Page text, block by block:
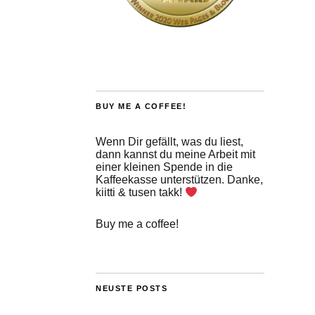
BUY ME A COFFEE!
Wenn Dir gefällt, was du liest,
dann kannst du meine Arbeit mit
einer kleinen Spende in die
Kaffeekasse unterstützen. Danke,
kiitti & tusen takk!
Buy me a coffee!
NEUSTE POSTS